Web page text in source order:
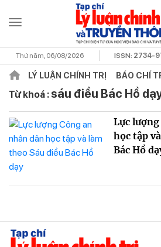
Thứ năm, 06/08/2026 ISSN: 2734-
LÝ LUẬN CHÍNH TRỊ BÁO CHÍ
Từ khoá : sáu điều Bác Hồ
Lực
học tập
Bác Hồ